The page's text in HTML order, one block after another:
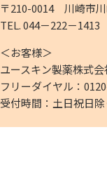
〒210-0014 川崎市川
TEL. 044－222－1413
＜お客様＞
ユースキン製薬株式
フリーダイヤル：
受付時間：土日祝日